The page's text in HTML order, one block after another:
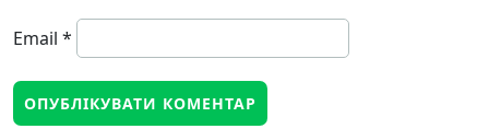
Email *